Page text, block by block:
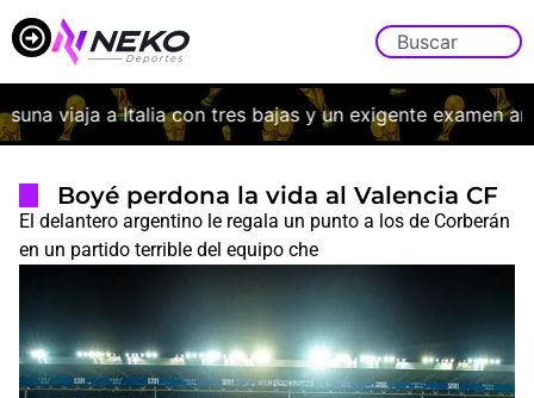
viaja a Italia con tres bajas y un exigente examen ante
Boyé perdona la vida al Valencia CF
El delantero argentino le regala un punto a los de Corberán
en un partido terrible del equipo che